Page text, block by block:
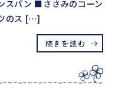
スパン ■ささみのコーン
のス […]
続きを読む